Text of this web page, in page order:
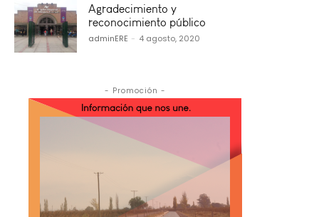
Agradecimiento y
reconocimiento público
adminERE - 4 agosto, 2020
- Promoción -